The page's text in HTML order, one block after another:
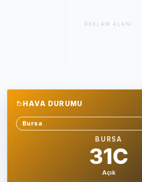
REKLAM ALANI
HAVA DURUMU
Sehir sec
BURSA
31C
Açık